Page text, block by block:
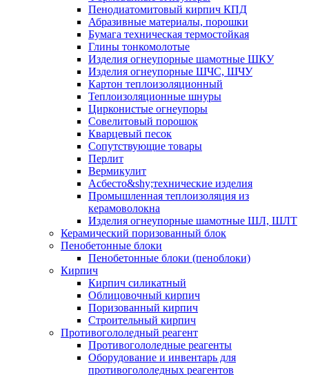
Пенодиатомитовый кирпич КПД
Абразивные материалы, порошки
Бумага техническая термостойкая
Глины тонкомолотые
Изделия огнеупорные шамотные ШКУ
Изделия огнеупорные ШЧС, ШЧУ
Картон теплоизоляционный
Теплоизоляционные шнуры
Цирконистые огнеупоры
Совелитовый порошок
Кварцевый песок
Сопутствующие товары
Перлит
Вермикулит
Асбесто&shy;технические изделия
Промышленная теплоизоляция из
керамоволокна
Изделия огнеупорные шамотные ШЛ, ШЛТ
Керамический поризованный блок
Пенобетонные блоки
Пенобетонные блоки (пеноблоки)
Кирпич
Кирпич силикатный
Облицовочный кирпич
Поризованный кирпич
Строительный кирпич
Противогололедный реагент
Противогололедные реагенты
Оборудование и инвентарь для
противогололедных реагентов